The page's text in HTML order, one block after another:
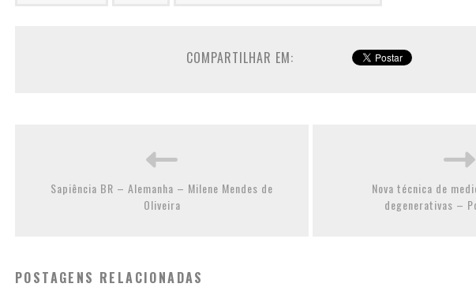
COMPARTILHAR EM:
Sapiência BR – Alemanha – Milene Mendes de
Oliveira
Nova técnica de
degenerativas –
POSTAGENS RELACIONADAS